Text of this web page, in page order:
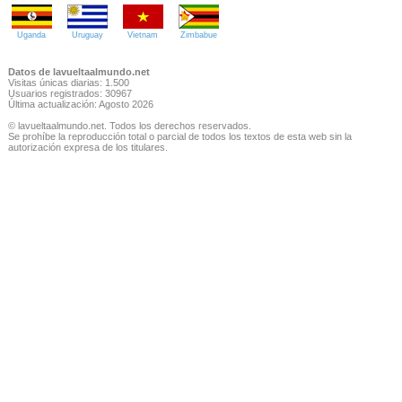
Uganda Uruguay Vietnam Zimbabue
Datos de lavueltaalmundo.net
Visitas únicas diarias: 1.500
Usuarios registrados: 30967
Última actualización: Agosto 2026
© lavueltaalmundo.net. Todos los derechos reservados.
Se prohíbe la reproducción total o parcial de todos los textos de esta web sin la
autorización expresa de los titulares.